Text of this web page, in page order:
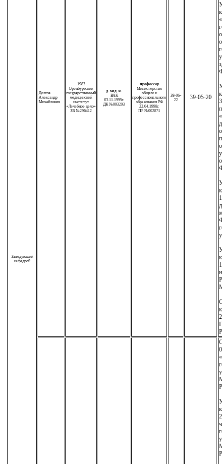
Заведующий
кафедрой
Долгов
Александр
Михайлович
1983
Оренбургский
государственный
медицинский
институт
«Лечебное дело»
ЗВ №296412
д. мед. н.
ВАК
03.11.1995г.
ДК №003203
профессор
Министерство
общего и
профессионального
образования РФ
22.04.1998г.
ПР №002871
38-06-
22
39-05-20